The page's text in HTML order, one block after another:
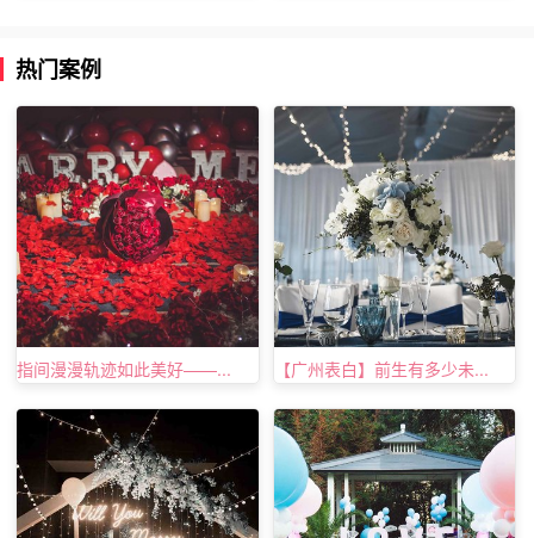
宠物，那么让他们一起参与求婚也是很棒的选择，可以把戒
指绑在他们身上，等他们奔向女友的时候，相信女友很快就
会明白你的心意哦！
热门案例
指间漫漫轨迹如此美好——... 【广州表白】前生有多少未...